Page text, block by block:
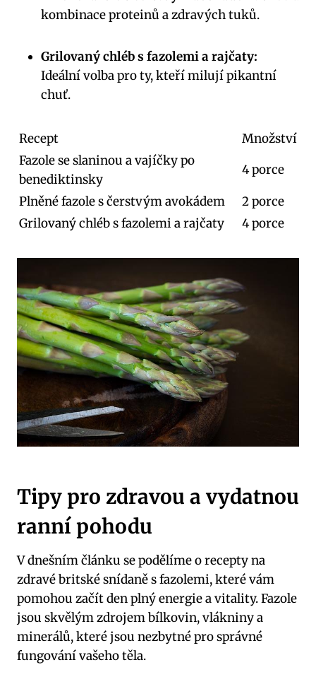
kombinace proteinů a zdravých tuků.
Grilovaný chléb s fazolemi a rajčaty:
Ideální volba pro ty, kteří milují pikantní
chuť.
Recept
Množství
Fazole se slaninou a vajíčky po
benediktinsky
4 porce
Plněné fazole s čerstvým avokádem
2 porce
Grilovaný chléb s fazolemi a rajčaty
4 porce
Tipy pro zdravou a vydatnou
ranní pohodu
V dnešním článku se podělíme o recepty na
zdravé britské snídaně s fazolemi, které vám
pomohou začít den plný energie a vitality. Fazole
jsou skvělým zdrojem bílkovin, vlákniny a
minerálů, které jsou nezbytné pro správné
fungování vašeho těla.